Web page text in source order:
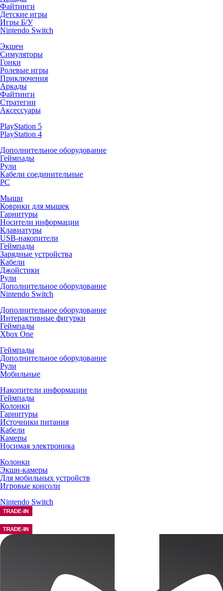
Файтинги
Детские игры
Игры Б/У
Nintendo Switch
Экшен
Симуляторы
Гонки
Ролевые игры
Приключения
Аркады
Файтинги
Стратегии
Аксессуары
PlayStation 5
PlayStation 4
Дополнительное оборудование
Геймпады
Рули
Кабели соединительные
PC
Мыши
Коврики для мышек
Гарнитуры
Носители информации
Клавиатуры
USB-накопители
Геймпады
Зарядные устройства
Кабели
Джойстики
Рули
Дополнительное оборудование
Nintendo Switch
Дополнительное оборудование
Интерактивные фигурки
Геймпады
Xbox One
Геймпады
Дополнительное оборудование
Рули
Мобильные
Накопители информации
Геймпады
Колонки
Гарнитуры
Источники питания
Кабели
Камеры
Носимая электроника
Колонки
Экшн-камеры
Для мобильных устройств
Игровые консоли
Nintendo Switch